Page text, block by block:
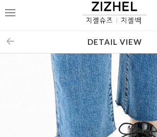
메
DETAIL VIEW